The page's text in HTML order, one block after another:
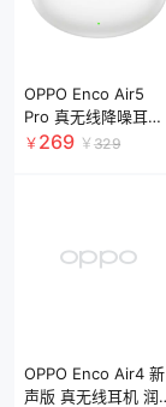
OPPO Enco Air5
Pro 真无线降噪耳机
月珀白
￥ 269 ￥ 329
OPPO Enco Air4 新
声版 真无线耳机 润